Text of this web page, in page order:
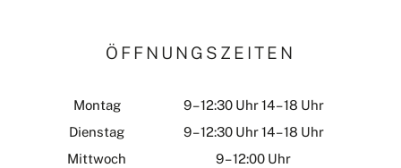
ÖFFNUNGSZEITEN
Montag
9 – 12:30 Uhr 14 – 18 Uhr
Dienstag
9 – 12:30 Uhr 14 – 18 Uhr
Mittwoch
9 – 12:00 Uhr